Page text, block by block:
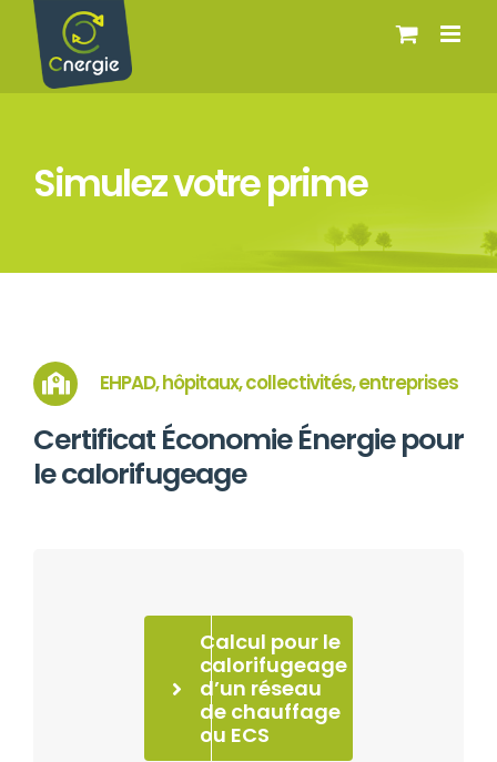
Passer
contenu
Simulez votre prime
EHPAD, hôpitaux, collectivités, entreprises
Certificat Économie Énergie pour
le calorifugeage
Calcul pour le
calorifugeage
d’un réseau
de chauffage
ou ECS